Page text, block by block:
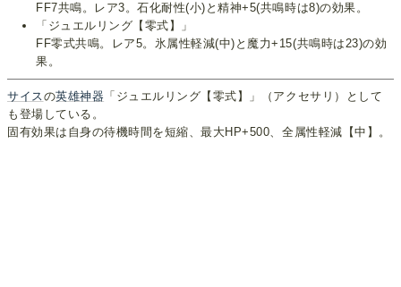
FF7共鳴。レア3。石化耐性(小)と精神+5(共鳴時は8)の効果。
「ジュエルリング【零式】」
FF零式共鳴。レア5。氷属性軽減(中)と魔力+15(共鳴時は23)の効
果。
サイスの英雄神器 「ジュエルリング【零式】」（アクセサリ）として
も登場している。
固有効果は自身の待機時間を短縮、最大HP+500、全属性軽減【中】。